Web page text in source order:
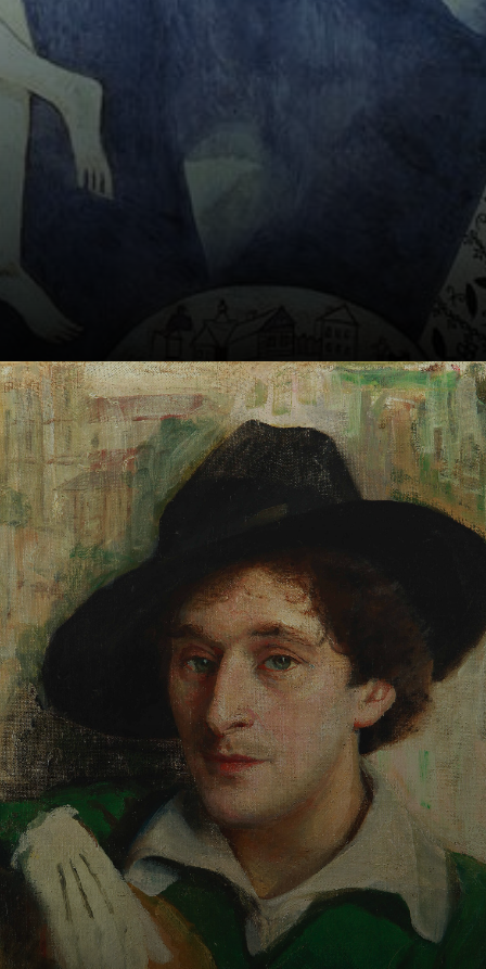
Em 1906, Chagall
iniciou estudos de
arte com o pintor
russo Yehuda
Pen, que o
ensinou técnicas
de desenho e
pintura.